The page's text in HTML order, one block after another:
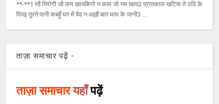
**-**1 रहै निरोगी जो कम खायबिगरे न काम जो गम खाय2 प्रातकाल खटिया ते उठि के
पियइ तुरते पानी कबहूँ घर में वैद न अइहैं बात घाघ के जानी3 ...
ताज़ा समाचार पढ़ें -
ताज़ा समाचारयहाँपढ़ें